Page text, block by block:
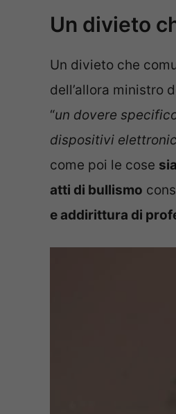
Un divieto
Un divieto che
dell’allora ministro
“un dovere
dispositivi
come poi le cose
atti di bullismo
e addirittura di